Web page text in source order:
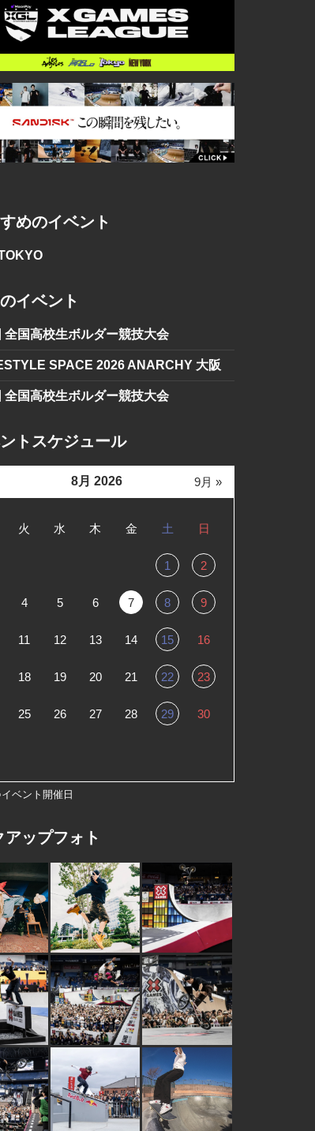
めのイベント
イベント
全国高校生ボルダー競技大会
SPACE 2026 ANARCHY 大阪
全国高校生ボルダー競技大会
トスケジュール
8月 2026
火 水 木 金 土 日
1 2
4 5 6 7 8 9
11 12 13 14 15 16
18 19 20 21 22 23
25 26 27 28 29 30
9月 »
ベント開催日
アップフォト